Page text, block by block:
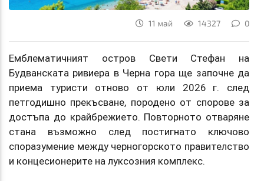
11 май 14327 0
Емблематичният остров Свети Стефан на
Будванската ривиера в Черна гора ще започне да
приема туристи отново от юли 2026 г. след
петгодишно прекъсване, породено от спорове за
достъпа до крайбрежието. Повторното отваряне
стана възможно след постигнато ключово
споразумение между черногорското правителство
и концесионерите на луксозния комплекс.